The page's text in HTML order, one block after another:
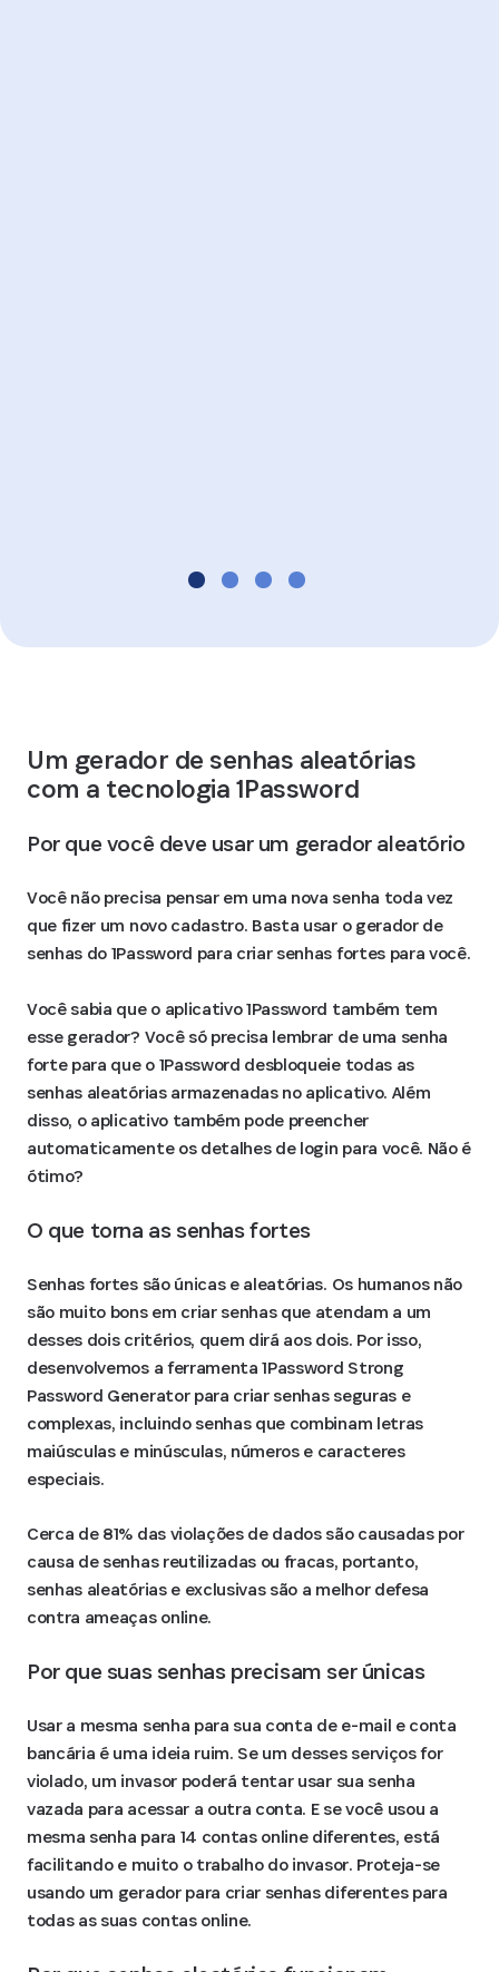
Um gerador de senhas aleatórias
com a tecnologia 1Password
Por que você deve usar um gerador aleatório
Você não precisa pensar em uma nova senha toda vez
que fizer um novo cadastro. Basta usar o gerador de
senhas do 1Password para criar senhas fortes para você.
Você sabia que o aplicativo 1Password também tem
esse gerador? Você só precisa lembrar de uma senha
forte para que o 1Password desbloqueie todas as
senhas aleatórias armazenadas no aplicativo. Além
disso, o aplicativo também pode preencher
automaticamente os detalhes de login para você. Não é
ótimo?
O que torna as senhas fortes
Senhas fortes são únicas e aleatórias. Os humanos não
são muito bons em criar senhas que atendam a um
desses dois critérios, quem dirá aos dois. Por isso,
desenvolvemos a ferramenta 1Password Strong
Password Generator para criar senhas seguras e
complexas, incluindo senhas que combinam letras
maiúsculas e minúsculas, números e caracteres
especiais.
Cerca de 81% das violações de dados são causadas por
causa de senhas reutilizadas ou fracas, portanto,
senhas aleatórias e exclusivas são a melhor defesa
contra ameaças online.
Por que suas senhas precisam ser únicas
Usar a mesma senha para sua conta de e-mail e conta
bancária é uma ideia ruim. Se um desses serviços for
violado, um invasor poderá tentar usar sua senha
vazada para acessar a outra conta. E se você usou a
mesma senha para 14 contas online diferentes, está
facilitando e muito o trabalho do invasor. Proteja-se
usando um gerador para criar senhas diferentes para
todas as suas contas online.